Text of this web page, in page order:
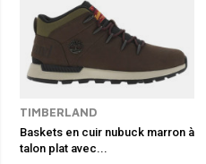
TIMBERLAND
Baskets en cuir nubuck marron à
talon plat avec...